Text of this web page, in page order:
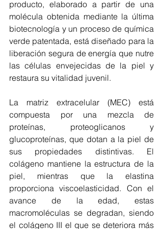
producto, elaborado a partir de una
molécula obtenida mediante la última
biotecnología y un proceso de química
verde patentada, está diseñado para la
liberación segura de energía que nutre
las células envejecidas de la piel y
restaura su vitalidad juvenil.
La matriz extracelular (MEC) está
compuesta por una mezcla de
proteínas, proteoglicanos y
glucoproteínas, que dotan a la piel de
sus propiedades distintivas. El
colágeno mantiene la estructura de la
piel, mientras que la elastina
proporciona viscoelasticidad. Con el
avance de la edad, estas
macromoléculas se degradan, siendo
el colágeno III el que se deteriora más